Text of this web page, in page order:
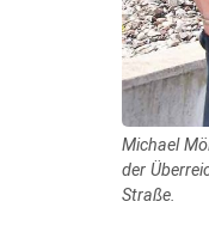
Michael
der
Straße.